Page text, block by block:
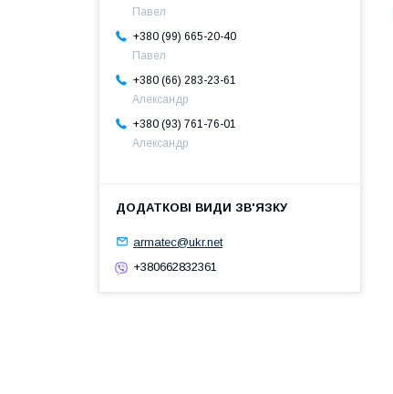
Павел
+380 (99) 665-20-40
Павел
+380 (66) 283-23-61
Александр
+380 (93) 761-76-01
Александр
armatec@ukr.net
+380662832361